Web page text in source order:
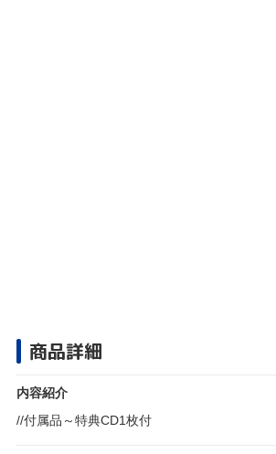
商品詳細
内容紹介
//付属品～特典CD1枚付